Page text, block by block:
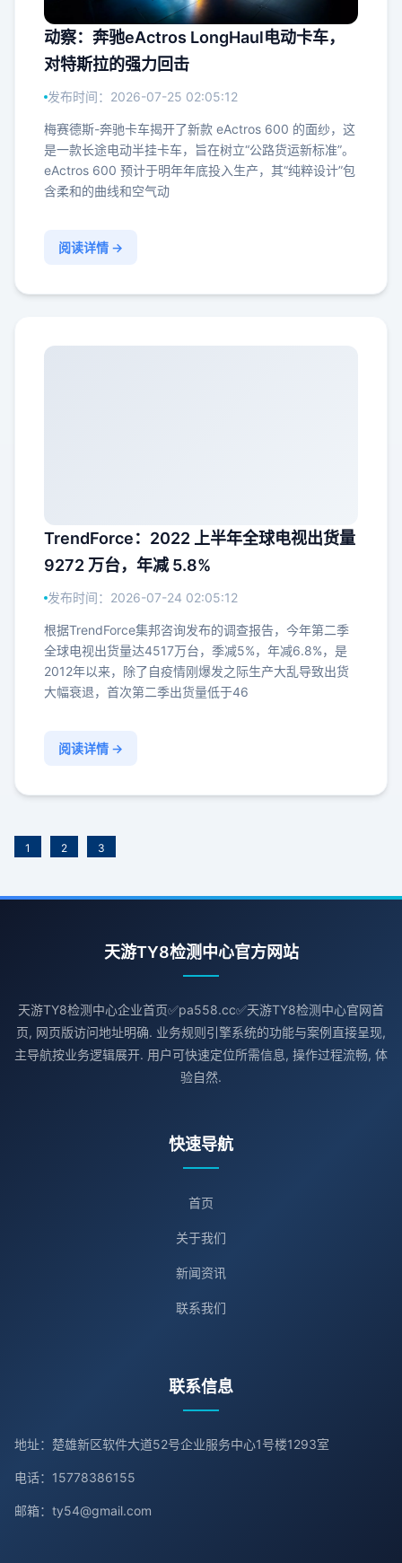
动察：奔驰eActros LongHaul电动卡车，
对特斯拉的强力回击
发布时间：2026-07-25 02:05:12
梅赛德斯-奔驰卡车揭开了新款 eActros 600 的面纱，这
是一款长途电动半挂卡车，旨在树立“公路货运新标准”。
eActros 600 预计于明年年底投入生产，其“纯粹设计”包
含柔和的曲线和空气动
阅读详情 →
TrendForce：2022 上半年全球电视出货量
9272 万台，年减 5.8%
发布时间：2026-07-24 02:05:12
根据TrendForce集邦咨询发布的调查报告，今年第二季
全球电视出货量达4517万台，季减5%，年减6.8%，是
2012年以来，除了自疫情刚爆发之际生产大乱导致出货
大幅衰退，首次第二季出货量低于46
阅读详情 →
1 2 3
天游TY8检测中心官方网站
天游TY8检测中心企业首页✅pa558.cc✅天游TY8检测中心官网首
页, 网页版访问地址明确. 业务规则引擎系统的功能与案例直接呈现,
主导航按业务逻辑展开. 用户可快速定位所需信息, 操作过程流畅, 体
验自然.
快速导航
首页
关于我们
新闻资讯
联系我们
联系信息
地址：楚雄新区软件大道52号企业服务中心1号楼1293室
电话：15778386155
邮箱：ty54@gmail.com